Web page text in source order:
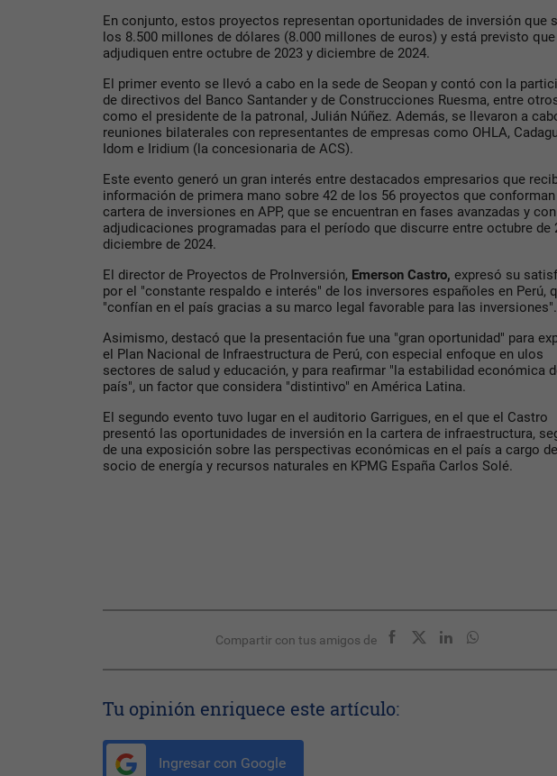
En conjunto, estos proyectos representan oportunidades de inversión que
los 8.500 millones de dólares (8.000 millones de euros) y está previsto
adjudiquen entre octubre de 2023 y diciembre de 2024.
El primer evento se llevó a cabo en la sede de Seopan y contó con la
de directivos del Banco Santander y de Construcciones Ruesma, entre
como el presidente de la patronal, Julián Núñez. Además, se llevaron a
reuniones bilaterales con representantes de empresas como OHLA,
Idom e Iridium (la concesionaria de ACS).
Este evento generó un gran interés entre destacados empresarios que
información de primera mano sobre 42 de los 56 proyectos que
cartera de inversiones en APP, que se encuentran en fases avanzadas y con
adjudicaciones programadas para el período que discurre entre octubre de
diciembre de 2024.
El director de Proyectos de ProInversión, Emerson Castro, expresó su
por el "constante respaldo e interés" de los inversores españoles en Perú,
"confían en el país gracias a su marco legal favorable para las inversiones".
Asimismo, destacó que la presentación fue una "gran oportunidad" para
el Plan Nacional de Infraestructura de Perú, con especial enfoque en ulos
sectores de salud y educación, y para reafirmar "la estabilidad económica
país", un factor que considera "distintivo" en América Latina.
El segundo evento tuvo lugar en el auditorio Garrigues, en el que el Castro
presentó las oportunidades de inversión en la cartera de infraestructura,
de una exposición sobre las perspectivas económicas en el país a cargo del
socio de energía y recursos naturales en KPMG España Carlos Solé.
Compartir con tus amigos de
Tu opinión enriquece este artículo:
Ingresar con Google